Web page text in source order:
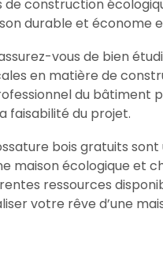
construction
durable et économe
vous de bien
en matière de
du bâtiment
faisabilité du projet.
bois gratuits
maison écologique et
ressources
votre rêve d’une